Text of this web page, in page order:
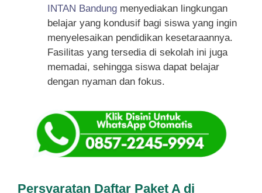
INTAN Bandung menyediakan lingkungan
belajar yang kondusif bagi siswa yang ingin
menyelesaikan pendidikan kesetaraannya.
Fasilitas yang tersedia di sekolah ini juga
memadai, sehingga siswa dapat belajar
dengan nyaman dan fokus.
Persyaratan Daftar Paket A di